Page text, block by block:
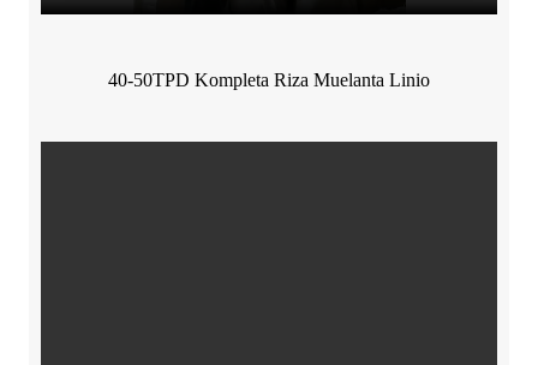
40-50TPD Kompleta Riza Muelanta Linio